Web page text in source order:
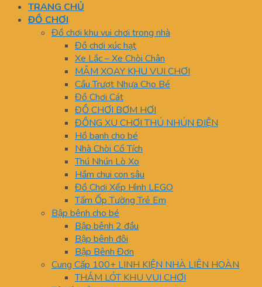
TRANG CHỦ
ĐỒ CHƠI
Đồ chơi khu vui chơi trong nhà
Đồ chơi xúc hạt
Xe Lắc – Xe Chòi Chân
MÂM XOAY KHU VUI CHƠI
Cầu Trượt Nhựa Cho Bé
Đồ Chơi Cát
ĐỒ CHƠI BƠM HƠI
ĐỒNG XU CHƠI THÚ NHÚN ĐIỆN
Hồ banh cho bé
Nhà Chòi Cổ Tích
Thú Nhún Lò Xo
Hầm chui con sâu
Đồ Chơi Xếp Hình LEGO
Tấm Ốp Tường Trẻ Em
Bập bênh cho bé
Bập bênh 2 đầu
Bập bênh đôi
Bập Bênh Đơn
Cung Cấp 100+ LINH KIỆN NHÀ LIÊN HOÀN
THẢM LÓT KHU VUI CHƠI